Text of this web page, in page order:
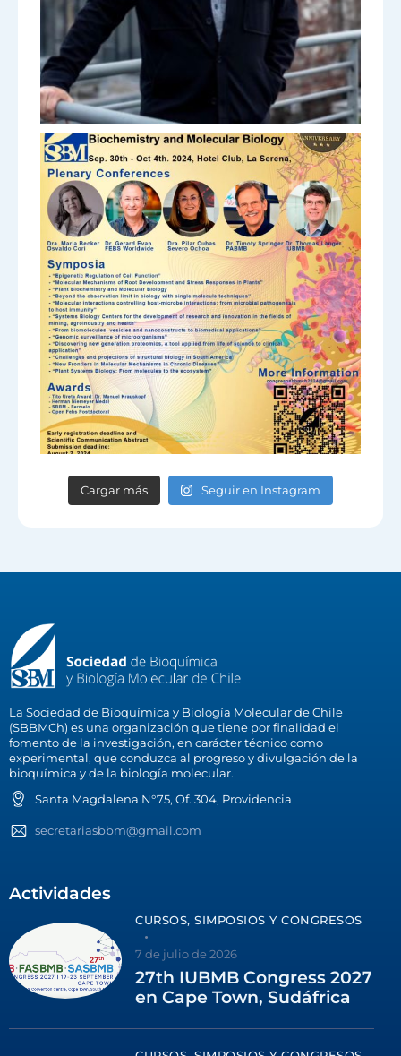
Cargar más Seguir en Instagram
La Sociedad de Bioquímica y Biología Molecular de Chile
(SBBMCh) es una organización que tiene por finalidad el
fomento de la investigación, en carácter técnico como
experimental, que conduzca al progreso y divulgación de la
bioquímica y de la biología molecular.
Santa Magdalena N°75, Of. 304, Providencia
secretariasbbm@gmail.com
Actividades
CURSOS, SIMPOSIOS Y CONGRESOS
7 de julio de 2026
27th IUBMB Congress 2027
en Cape Town, Sudáfrica